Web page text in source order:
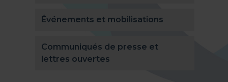
Événements et mobilisations
Communiqués de presse et
lettres ouvertes